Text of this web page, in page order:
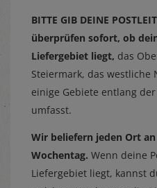
BITTE GIB DEINE
überprüfen sofort, ob
Liefergebiet liegt, das
Steiermark, das westliche
einige Gebiete entlang
umfasst.
Wir beliefern jeden Ort
Wochentag. Wenn deine
Liefergebiet liegt, kannst